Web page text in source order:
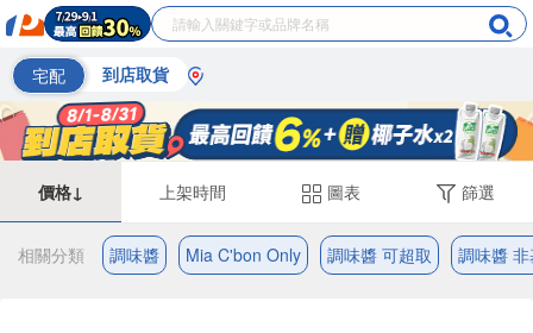
宅配 到店取貨
價格↓ 上架時間 圖表 篩選
相關分類 調味醬 Mia C'bon Only 調味醬 可超取 調味醬